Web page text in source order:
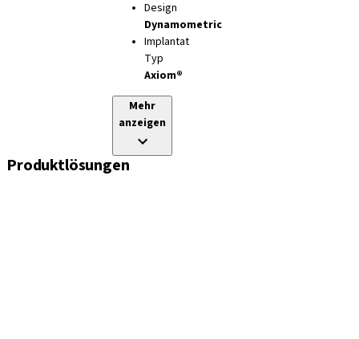
Design
Dynamometric
Implantat
Typ
Axiom®
Mehr
anzeigen
Produktlösungen